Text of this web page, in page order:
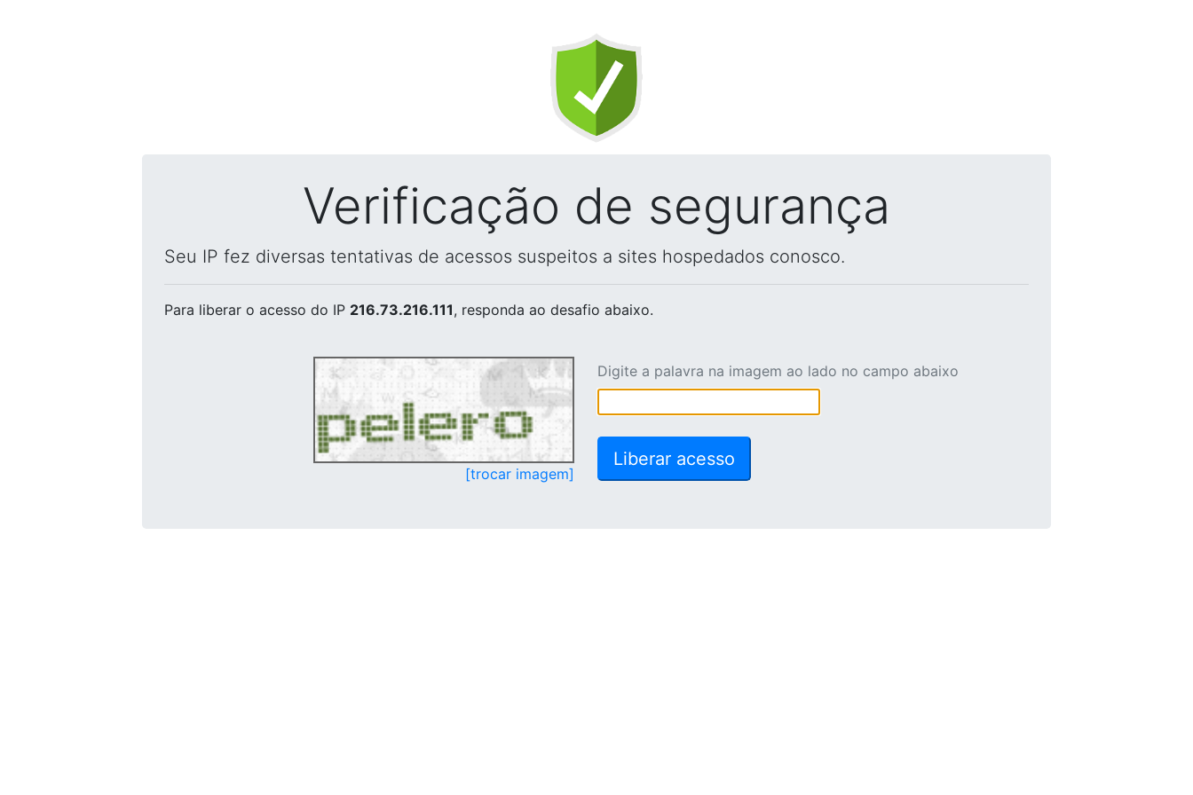
Verificação de segurança
Seu IP fez diversas tentativas de acessos suspeitos a sites hospedados conosco.
Para liberar o acesso do IP 216.73.216.111, responda ao desafio abaixo.
[trocar imagem]
Digite a palavra na imagem ao lado no campo abaixo